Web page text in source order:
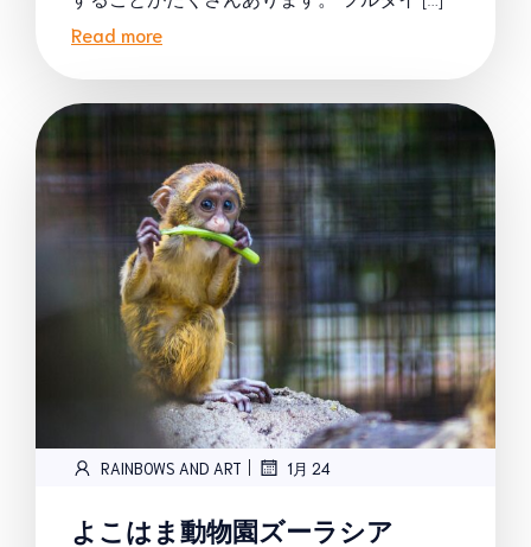
Read more
RAINBOWS AND ART | 1月 24
よこはま動物園ズーラシア